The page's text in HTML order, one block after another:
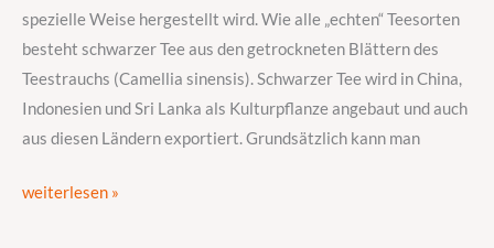
spezielle Weise hergestellt wird. Wie alle „echten“ Teesorten
besteht schwarzer Tee aus den getrockneten Blättern des
Teestrauchs (Camellia sinensis). Schwarzer Tee wird in China,
Indonesien und Sri Lanka als Kulturpflanze angebaut und auch
aus diesen Ländern exportiert. Grundsätzlich kann man
weiterlesen »